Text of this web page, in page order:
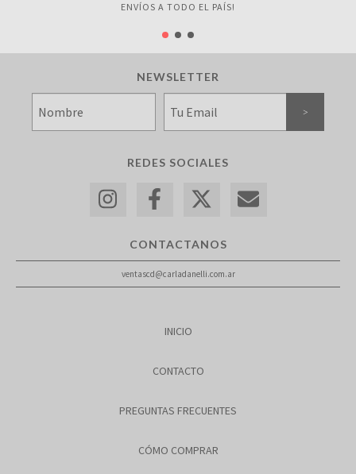
ENVÍOS A TODO EL PAÍS!
NEWSLETTER
REDES SOCIALES
CONTACTANOS
ventascd@carladanelli.com.ar
INICIO
CONTACTO
PREGUNTAS FRECUENTES
CÓMO COMPRAR